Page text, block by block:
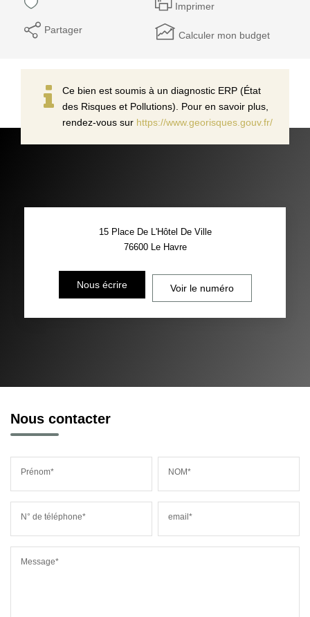
Imprimer
Partager Calculer mon budget
Ce bien est soumis à un diagnostic ERP (État
des Risques et Pollutions). Pour en savoir plus,
rendez-vous sur https://www.georisques.gouv.fr/
15 Place De L'Hôtel De Ville
76600 Le Havre
Nous écrire Voir le numéro
Nous contacter
Prénom* NOM*
N° de téléphone* email*
Message*